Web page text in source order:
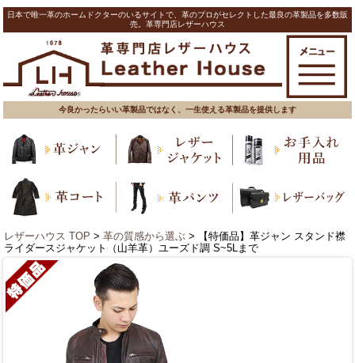
日本で唯一革のホームドクターのいるサイトで、革のプロがセレクトした最良の革製品を多数販
売。革専門店レザーハウス
今良かったらいい革製品ではなく、一生使える革製品を提供します
レザーハウス TOP > 革の質感から選ぶ > 【特価品】革ジャン スタンド襟
ライダースジャケット（山羊革）ユーズド調 S~5Lまで